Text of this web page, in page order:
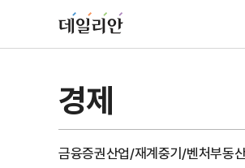
경제
금융증권산업/재계중기/벤처부동